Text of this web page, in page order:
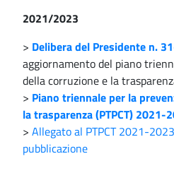
2021/2023
> Delibera del Presidente n.
aggiornamento del piano
della corruzione e la
> Piano triennale per la
la trasparenza (PTPCT) 2021-
> Allegato al PTPCT 2021-
pubblicazione